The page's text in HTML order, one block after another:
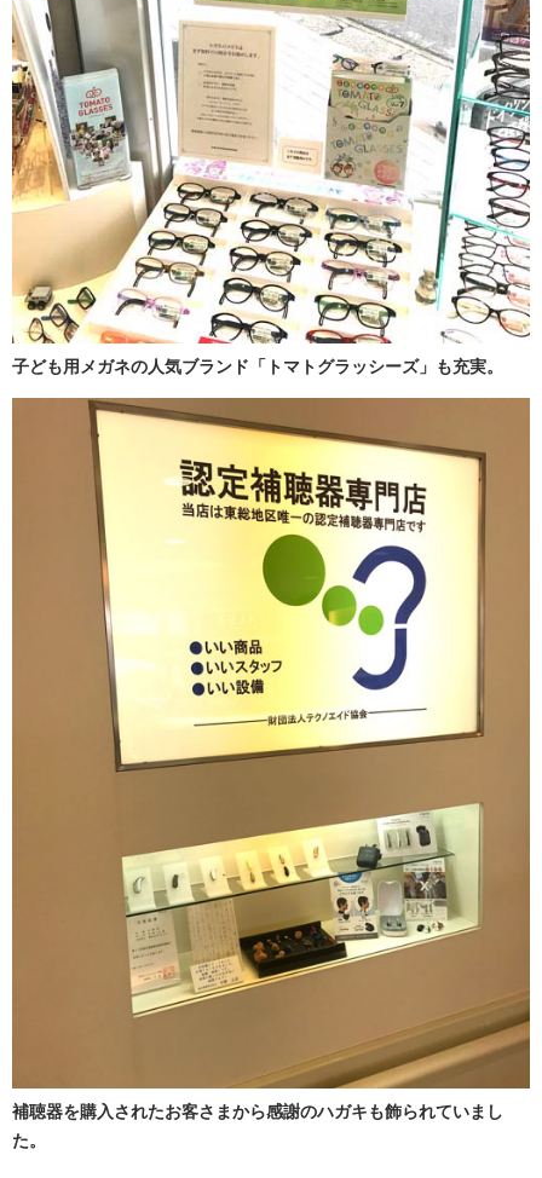
子ども用メガネの人気ブランド「トマトグラッシーズ」も充実。
補聴器を購入されたお客さまから感謝のハガキも飾られていまし
た。